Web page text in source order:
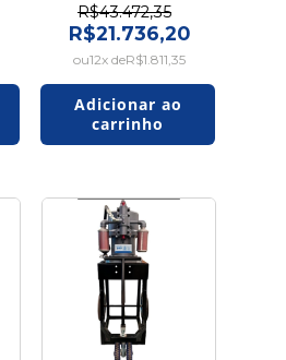
4.6E 2K - SEMI
NOVO
REVISADO
R$43.472,35
R$21.736,20
12x deR$1.811,35